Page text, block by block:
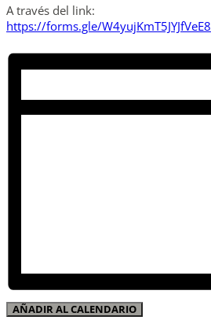
A través del link:
https://forms.gle/W4yujKmT5JYJfVeE8
AÑADIR AL CALENDARIO